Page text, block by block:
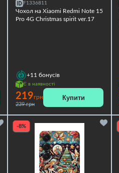
F1336811
Чохол на Xiaomi Redmi Note 15
Pro 4G Christmas spirit ver.17
+11 бонусів
Є в наявності
219грн
239 грн
Купити
-8%